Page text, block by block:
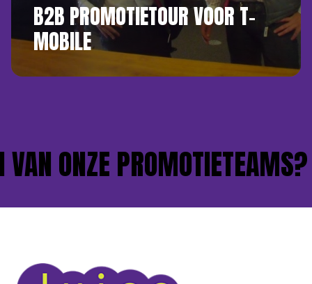
B2B PROMOTIETOUR VOOR T-
MOBILE
ONZE PROMOTIETEAMS?